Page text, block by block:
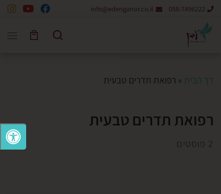
Skip to content
058-7496222
info@edenganor.co.il
Search
דך הבית » רפואת תדרים טבעית
רפואת תדרים טבעית
2 פוסטים